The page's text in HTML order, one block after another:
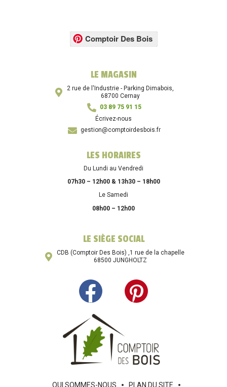
Comptoir Des Bois
LE MAGASIN
2 rue de l'Industrie - Parking Dimabois,
68700 Cernay
03 89 75 91 15
Écrivez-nous
gestion@comptoirdesbois.fr
LES HORAIRES
Du Lundi au Vendredi
07h30 – 12h00 & 13h30 – 18h00
Le Samedi
08h00 – 12h00
LE SIÈGE SOCIAL
CDB (Comptoir Des Bois) ,1 rue de la chapelle
68500 JUNGHOLTZ
QUI SOMMES-NOUS PLAN DU SITE